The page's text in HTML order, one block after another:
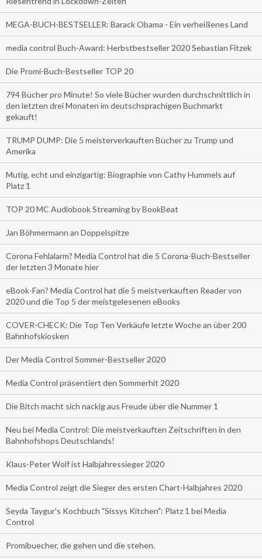
MEGA-BUCH-BESTSELLER: Barack Obama - Ein verheißenes Land
media control Buch-Award: Herbstbestseller 2020 Sebastian Fitzek
Die Promi-Buch-Bestseller TOP 20
794 Bücher pro Minute! So viele Bücher wurden durchschnittlich in
den letzten drei Monaten im deutschsprachigen Buchmarkt
gekauft!
TRUMP DUMP: Die 5 meisterverkauften Bücher zu Trump und
Amerika
Mutig, echt und einzigartig: Biographie von Cathy Hummels auf
Platz 1
TOP 20 MC Audiobook Streaming by BookBeat
Jan Böhmermann an Doppelspitze
Corona Fehlalarm? Media Control hat die 5 Corona-Buch-Bestseller
der letzten 3 Monate hier
eBook-Fan? Media Control hat die 5 meistverkauften Reader von
2020 und die Top 5 der meistgelesenen eBooks
COVER-CHECK: Die Top Ten Verkäufe letzte Woche an über 200
Bahnhofskiosken
Der Media Control Sommer-Bestseller 2020
Media Control präsentiert den Sommerhit 2020
Die Bitch macht sich nackig aus Freude über die Nummer 1
Neu bei Media Control: Die meistverkauften Zeitschriften in den
Bahnhofshops Deutschlands!
Klaus-Peter Wolf ist Halbjahressieger 2020
Media Control zeigt die Sieger des ersten Chart-Halbjahres 2020
Seyda Taygur's Kochbuch "Sissys Kitchen": Platz 1 bei Media
Control
Promibuecher, die gehen und die stehen.